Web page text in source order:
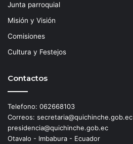
Junta parroquial
Misión y Visión
Comisiones
Cultura y Festejos
Contactos
Telefono: 062668103
Correos: secretaria@quichinche.gob.ec
presidencia@quichinche.gob.ec
Otavalo - Imbabura - Ecuador